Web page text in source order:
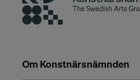
Om Konstnärsnämnden